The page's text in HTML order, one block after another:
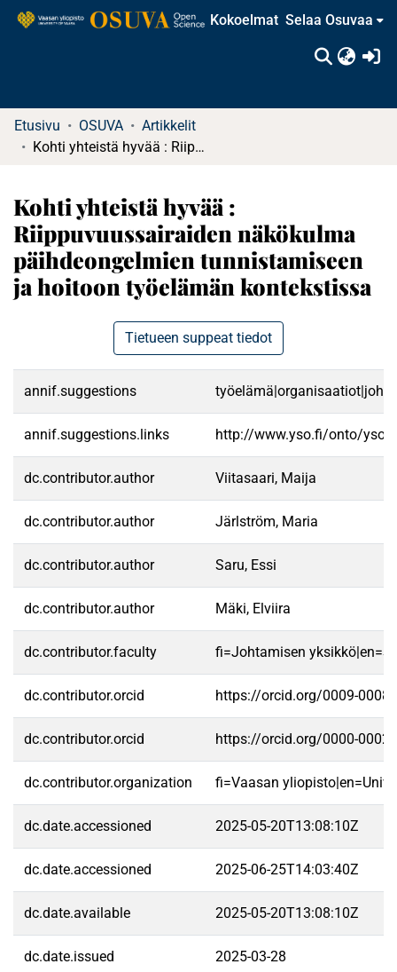
Kokoelmat Selaa Osuvaa
Etusivu OSUVA
Artikkelit
Kohti yhteistä hyvää : Riippuvuussairaiden näkökulma päihdeongelmien tunnistamiseen ja hoitoon työelämän kontekstissa
Kohti yhteistä hyvää :
Riippuvuussairaiden näkökulma
päihdeongelmien tunnistamiseen
ja hoitoon työelämän kontekstissa
Tietueen suppeat tiedot
annif.suggestions
annif.suggestions.links http://www.yso.fi/onto/
dc.contributor.author Viitasaari, Maija
dc.contributor.author Järlström, Maria
dc.contributor.author Saru, Essi
dc.contributor.author Mäki, Elviira
dc.contributor.faculty fi=Johtamisen
dc.contributor.orcid https://orcid.org/0009-0008-
dc.contributor.orcid https://orcid.org/0000-0002-
dc.contributor.organization fi=Vaasan
dc.date.accessioned 2025-05-20T13:08:10Z
dc.date.accessioned 2025-06-25T14:03:40Z
dc.date.available 2025-05-20T13:08:10Z
dc.date.issued 2025-03-28